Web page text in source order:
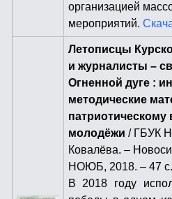
организацией
мероприятий.
Летописцы
и журналисты –
Огненной дуге :
методические
патриотическому
молодёжи / ГБУК
Ковалёва. –
НОЮБ, 2018. – 47 с.
В 2018 году